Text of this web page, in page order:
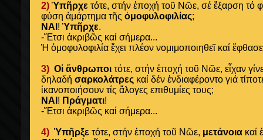
2) Ὑπῆρχε τότε, στήν ἐποχή τοῦ Νῶε, σέ ἔξαρση τό
φύση ἁμάρτημα τῆς ὁμοφυλοφιλίας;
ΝΑΙ ! Ὑπῆρχε.
-Ἔτσι ἀκριβῶς καί σήμερα...
Ἡ ὁμοφυλοφιλία ἔχει πλέον νομιμοποιηθεῖ καί
3) Οἱ ἄνθρωποι τότε, στήν ἐποχή τοῦ Νῶε, εἶχαν
δηλαδή σαρκολάτρες καί δέν ἐνδιαφέροντο γιά
ἱκανοποιήσουν τίς ἄλογες επιθυμίες τους;
ΝΑΙ ! Πράγματι!
-Ἔτσι ἀκριβῶς καί σήμερα...
4) Ὑπῆρξε τότε, στήν ἐποχή τοῦ Νῶε, μετάνοια καί